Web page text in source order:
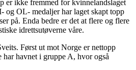
er ikke fremmed for kvinnelandslaget
og OL- medaljer har laget skapt topp
på. Enda bedre er det at flere og flere
idrettsutøverne våre.
Først ut mot Norge er nettopp
har havnet i gruppe A, hvor også